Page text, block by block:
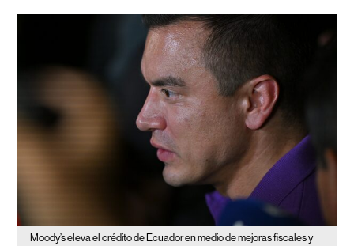
Moody’s eleva el crédito de Ecuador en medio de mejoras fiscales y